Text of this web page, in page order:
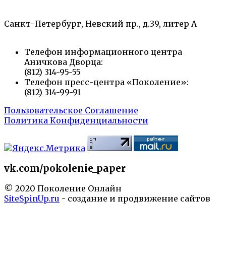
Санкт-Петербург, Невский пр., д.39, литер А
Телефон информационного центра
Аничкова Дворца:
(812) 314-95-55
Телефон пресс-центра «Поколение»:
(812) 314-99-91
Пользовательское Соглашение
Политика Конфиденциальности
vk.com/pokolenie_paper
© 2020 Поколение Онлайн
SiteSpinUp.ru - создание и продвижение сайтов